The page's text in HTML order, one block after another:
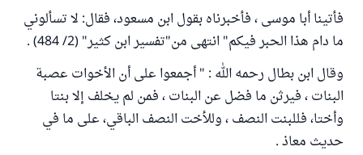
فأتينا أبا موسى ، فأخبرناه بقول ابن مسعود، فقال: لا تسألوني
ما دام هذا الحبر فيكم" انتهى من"تفسير ابن كثير" (2/ 484) .
وقال ابن بطال رحمه الله : " أجمعوا على أن الأخوات عصبة
البنات ، فيرثن ما فضل عن البنات ، فمن لم يخلف إلا بنتا
وأختا، فللبنت النصف ، وللأخت النصف الباقي، على ما في
حديث معاذ .